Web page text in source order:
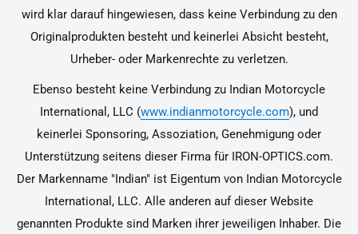
wird klar darauf hingewiesen, dass keine Verbindung zu den
Originalprodukten besteht und keinerlei Absicht besteht,
Urheber- oder Markenrechte zu verletzen.
Ebenso besteht keine Verbindung zu Indian Motorcycle
International, LLC (www.indianmotorcycle.com), und
keinerlei Sponsoring, Assoziation, Genehmigung oder
Unterstützung seitens dieser Firma für IRON-OPTICS.com.
Der Markenname "Indian" ist Eigentum von Indian Motorcycle
International, LLC. Alle anderen auf dieser Website
genannten Produkte sind Marken ihrer jeweiligen Inhaber. Die